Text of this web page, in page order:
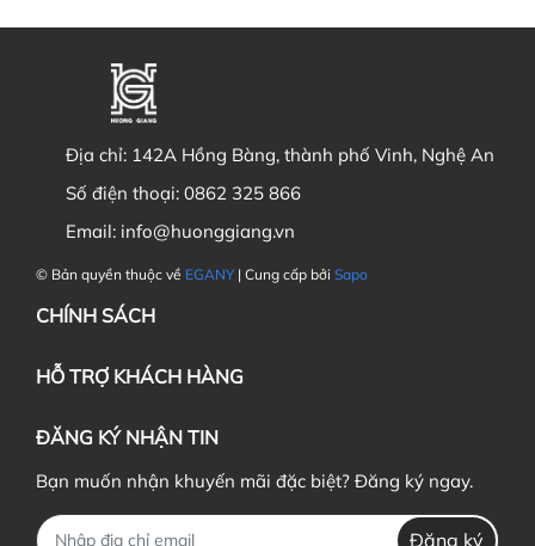
Địa chỉ: 142A Hồng Bàng, thành phố Vinh, Nghệ An
Số điện thoại: 0862 325 866
Email: info@huonggiang.vn
© Bản quyền thuộc về EGANY | Cung cấp bởi Sapo
CHÍNH SÁCH
HỖ TRỢ KHÁCH HÀNG
ĐĂNG KÝ NHẬN TIN
Bạn muốn nhận khuyến mãi đặc biệt? Đăng ký ngay.
Đăng ký